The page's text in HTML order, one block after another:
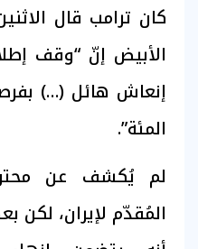
كان ترامب قال
الأبيض إنّ “وقف
إنعاش هائل (…)
المئة”.
لم يُكشف عن
المُقدّم لإيران، لكن